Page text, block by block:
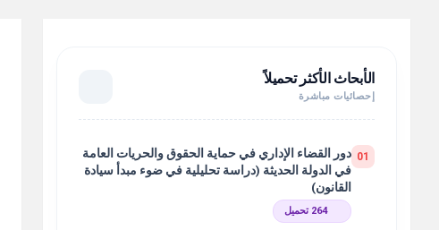
الأبحاث الأكثر تحميلاً
إحصائيات مباشرة
01 دور القضاء الإداري في حماية الحقوق والحريات العامة
في الدولة الحديثة (دراسة تحليلية في ضوء مبدأ سيادة
القانون)
264 تحميل